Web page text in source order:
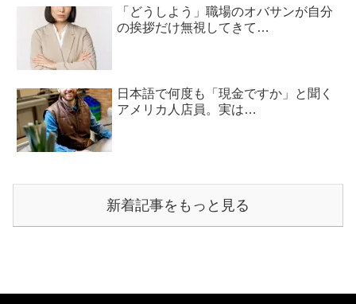
「どうしよう」職場のオバサンが自分
の挨拶だけ無視してきて…
日本語で何度も「現金ですか」と聞く
アメリカ人店員。実は…
新着記事をもっと見る